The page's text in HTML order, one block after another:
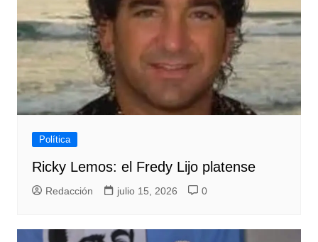
Política
Ricky Lemos: el Fredy Lijo platense
Redacción julio 15, 2026 0